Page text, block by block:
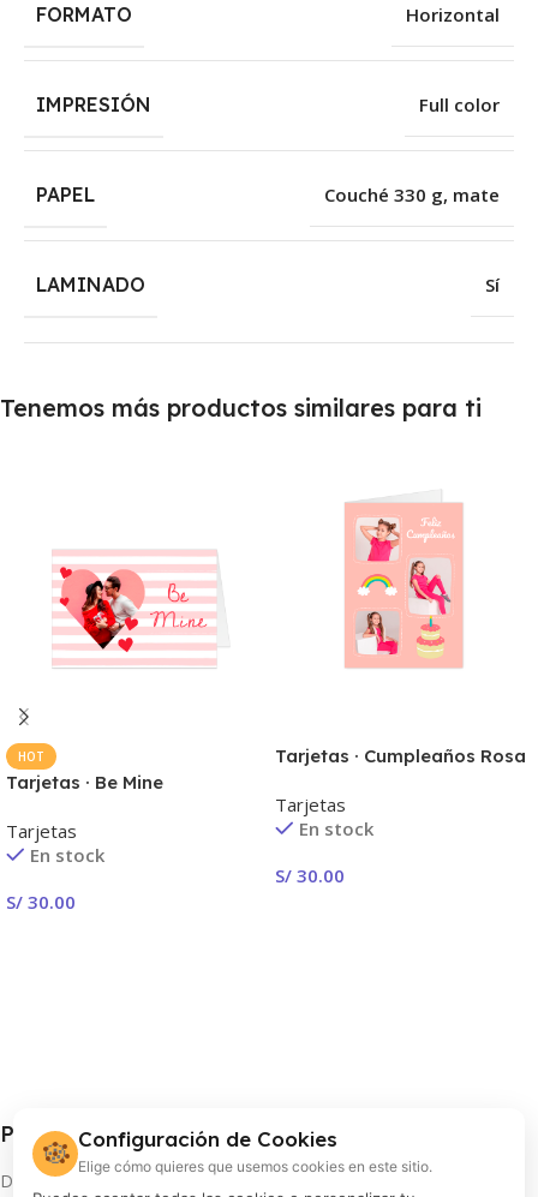
FORMATO Horizontal
IMPRESIÓN Full color
PAPEL Couché 330 g, mate
LAMINADO Sí
Tenemos más productos similares para ti
HOT
Tarjetas · Be Mine
Tarjetas
En stock
S/ 30.00
Tarjetas · Cumpleaños Rosa
Tarjetas
En stock
S/ 30.00
Procolor S.A.
Distribuidor oficial de FUJIFILM en Perú
🍪 Configuración de Cookies
Elige cómo quieres que usemos cookies en este sitio.